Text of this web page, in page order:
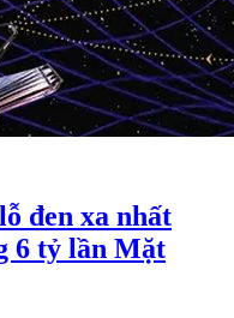
đen xa nhất
6 tỷ lần Mặt